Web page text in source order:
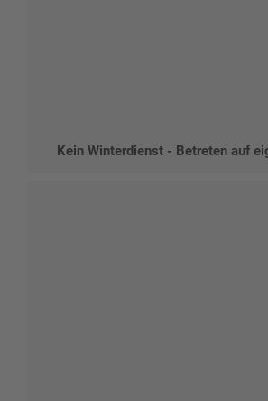
Kein Winterdienst - Betreten auf